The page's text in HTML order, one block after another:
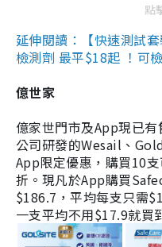
點
延伸閱讀：【快速測試
檢測劑 最平$18起 ！可
億世家
億家世門市及App現已
公司研發的Wesail、
App限定優惠，購買10
折。現凡於App購買
$186.7，平均每支只需
一支平均不用$17.9就買